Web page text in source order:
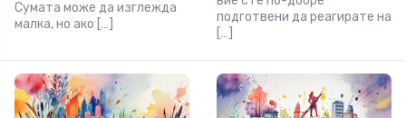
Сумата може да изглежда
малка, но ако […]
подготвени да реагирате на
[…]